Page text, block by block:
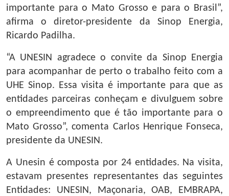
importante para o Mato Grosso e para o Brasil”,
afirma o diretor-presidente da Sinop Energia,
Ricardo Padilha.
“A UNESIN agradece o convite da Sinop Energia
para acompanhar de perto o trabalho feito com a
UHE Sinop. Essa visita é importante para que as
entidades parceiras conheçam e divulguem sobre
o empreendimento que é tão importante para o
Mato Grosso”, comenta Carlos Henrique Fonseca,
presidente da UNESIN.
A Unesin é composta por 24 entidades. Na visita,
estavam presentes representantes das seguintes
Entidades: UNESIN, Maçonaria, OAB, EMBRAPA,